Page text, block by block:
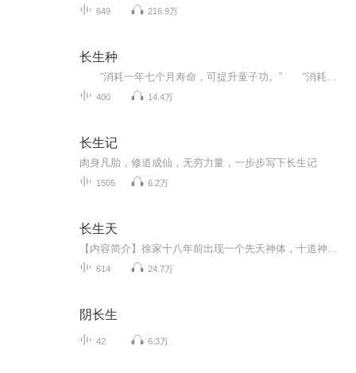
649 216.9万
长生种
400 14.4万
长生记
肉身凡胎，修道成仙，无穷力量，一步步写下长生记
1505 6.2万
长生天
614 24.7万
阴长生
42 6.3万